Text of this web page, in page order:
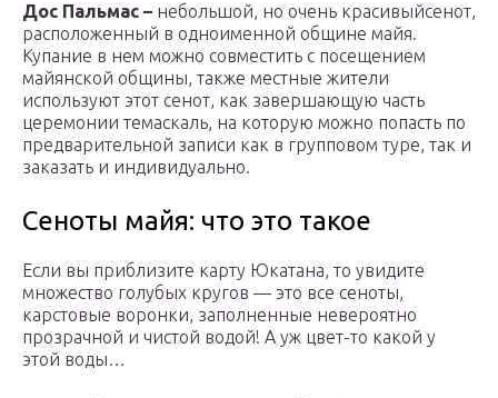
Дос Пальмас – небольшой, но очень красивыйсенот,
расположенный в одноименной общине майя.
Купание в нем можно совместить с посещением
майянской общины, также местные жители
используют этот сенот, как завершающую часть
церемонии темаскаль, на которую можно попасть по
предварительной записи как в групповом туре, так и
заказать и индивидуально.
Сеноты майя: что это такое
Если вы приблизите карту Юкатана, то увидите
множество голубых кругов — это все сеноты,
карстовые воронки, заполненные невероятно
прозрачной и чистой водой! А уж цвет-то какой у
этой воды…